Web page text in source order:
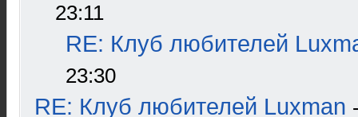
23:11
RE: Клуб любителей
23:30
RE: Клуб любителей Luxman